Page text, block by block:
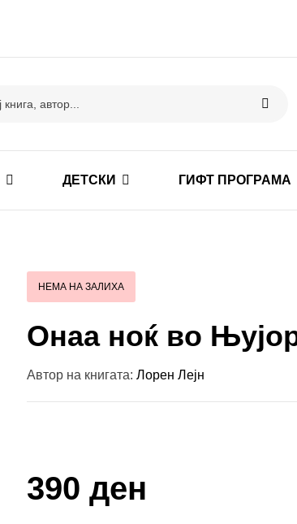
ДЕТСКИ ГИФТ ПРОГРАМА
НЕМА НА ЗАЛИХА
Онаа ноќ во
Автор на книгата: Лорен Лејн
390 ден